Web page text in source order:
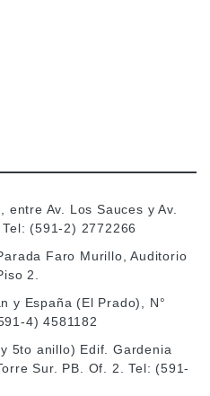
entre Av. Los Sauces y Av.
(591-2) 2772266
Faro Murillo, Auditorio
2.
y España (El Prado), N°
4) 4581182
5to anillo) Edif. Gardenia
Sur. PB. Of. 2. Tel: (591-